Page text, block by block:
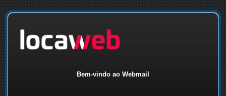
Bem-vindo ao Webmail